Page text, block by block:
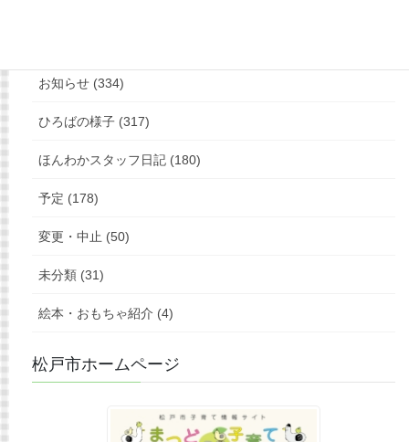
お知らせ (334)
ひろばの様子 (317)
ほんわかスタッフ日記 (180)
予定 (178)
変更・中止 (50)
未分類 (31)
絵本・おもちゃ紹介 (4)
松戸市ホームページ